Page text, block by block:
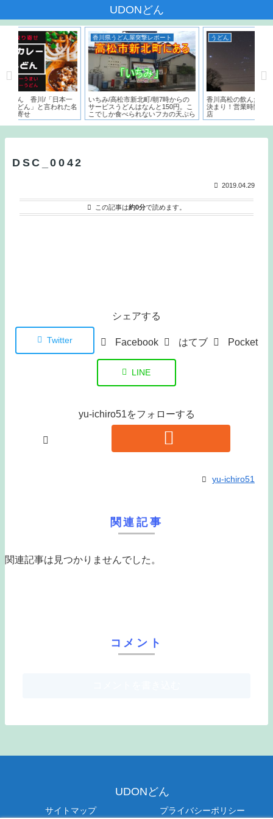
UDONどん
日本一
われた名
香川県うどん屋突撃レポート
いちみ/高松市新北町/朝7時からの
サービスうどんはなんと150円。こ
こでしか食べられないフカの天ぷら
とは？？
うどん
香川高松の飲んだ後の〆はうどんで
決まり！営業時間が遅いうどん屋５
店
DSC_0042
2019.04.29
この記事は約0分で読めます。
シェアする
Twitter Facebook はてブ Pocket
LINE
yu-ichiro51をフォローする
yu-ichiro51
関連記事
関連記事は見つかりませんでした。
コメント
UDONどん
サイトマップ プライバシーポリシー